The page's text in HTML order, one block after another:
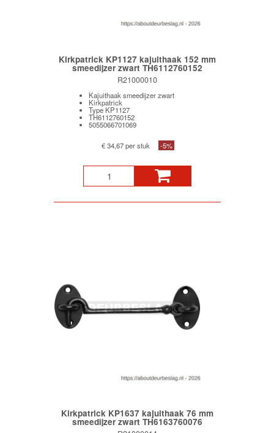
Kirkpatrick KP1127 kajuithaak 152 mm
smeedijzer zwart TH6112760152
R21000010
Kajuithaak smeedijzer zwart
Kirkpatrick
Type KP1127
TH6112760152
5055066701069
€ 34,67 per stuk -5%
Kirkpatrick KP1637 kajuithaak 76 mm
smeedijzer zwart TH6163760076